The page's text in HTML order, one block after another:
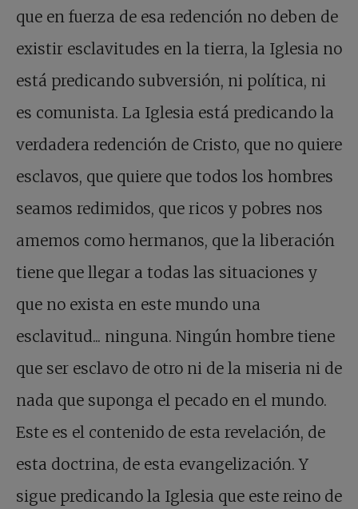
que en fuerza de esa redención no deben de
existir esclavitudes en la tierra, la Iglesia no
está predicando subversión, ni política, ni
es comunista. La Iglesia está predicando la
verdadera redención de Cristo, que no quiere
esclavos, que quiere que todos los hombres
seamos redimidos, que ricos y pobres nos
amemos como hermanos, que la liberación
tiene que llegar a todas las situaciones y
que no exista en este mundo una
esclavitud... ninguna. Ningún hombre tiene
que ser esclavo de otro ni de la miseria ni de
nada que suponga el pecado en el mundo.
Este es el contenido de esta revelación, de
esta doctrina, de esta evangelización. Y
sigue predicando la Iglesia que este reino de